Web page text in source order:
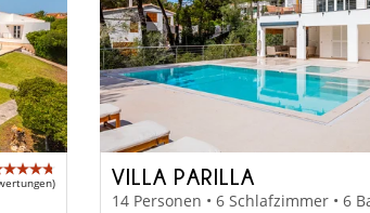
VILLA PARILLA
14 Personen • 6 Schlafzimmer • 6